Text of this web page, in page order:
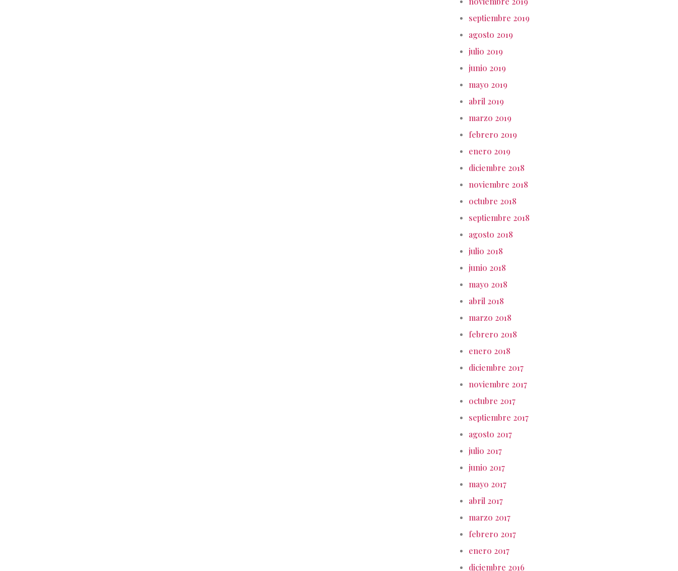
septiembre 2019
agosto 2019
julio 2019
junio 2019
mayo 2019
abril 2019
marzo 2019
febrero 2019
enero 2019
diciembre 2018
noviembre 2018
octubre 2018
septiembre 2018
agosto 2018
julio 2018
junio 2018
mayo 2018
abril 2018
marzo 2018
febrero 2018
enero 2018
diciembre 2017
noviembre 2017
octubre 2017
septiembre 2017
agosto 2017
julio 2017
junio 2017
mayo 2017
abril 2017
marzo 2017
febrero 2017
enero 2017
diciembre 2016